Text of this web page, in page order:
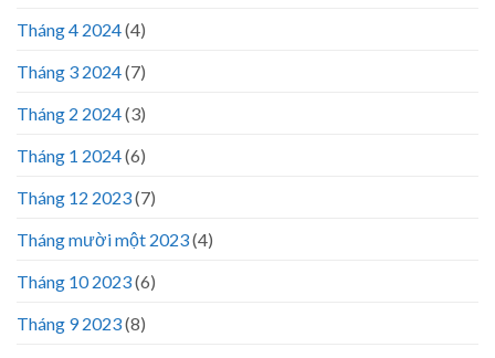
Tháng 4 2024(4)
Tháng 3 2024(7)
Tháng 2 2024(3)
Tháng 1 2024(6)
Tháng 12 2023(7)
Tháng mười một 2023(4)
Tháng 10 2023(6)
Tháng 9 2023(8)